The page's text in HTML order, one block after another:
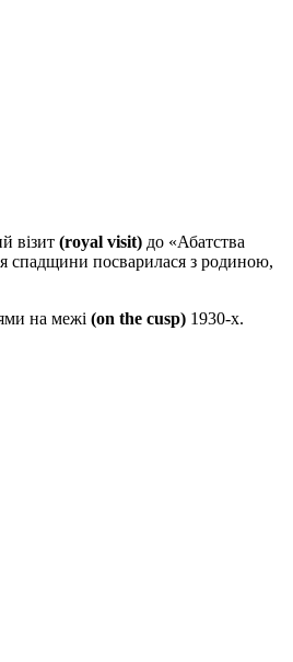
візит (royal visit) до «Абатства
спадщини посварилася з родиною,
на межі (on the cusp) 1930-х.